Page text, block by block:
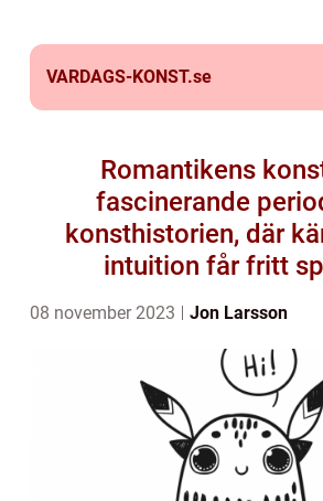
VARDAGS-KONST.se
Romantikens
fascinerande
konsthistorien, där
intuition får fritt
08 november 2023 Jon Larsson